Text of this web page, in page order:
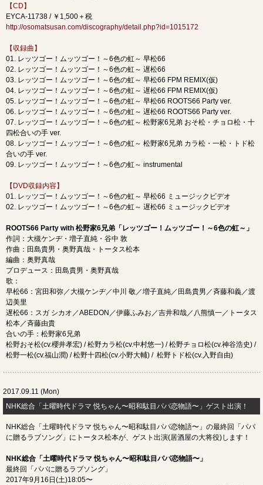
【CD】
EYCA-11738 / ￥1,500＋税
http://osomatsusan.com/discography/detail.php?id=1015172
【収録曲】
01. レッツゴー！ムッツゴー！～6色の虹～ 早松66
02. レッツゴー！ムッツゴー！～6色の虹～ 遅松66
03. レッツゴー！ムッツゴー！～6色の虹～ 早松66 FPM REMIX(仮)
04. レッツゴー！ムッツゴー！～6色の虹～ 遅松66 FPM REMIX(仮)
05. レッツゴー！ムッツゴー！～6色の虹～ 早松66 ROOTS66 Party ver.
06. レッツゴー！ムッツゴー！～6色の虹～ 遅松66 ROOTS66 Party ver.
07. レッツゴー！ムッツゴー！～6色の虹～ 松野家6兄弟 おそ松・チョロ松・十
四松合いの手 ver.
08. レッツゴー！ムッツゴー！～6色の虹～ 松野家6兄弟 カラ松・一松・トド松
合いの手 ver.
09. レッツゴー！ムッツゴー！～6色の虹～ instrumental
【DVD収録内容】
01. レッツゴー！ムッツゴー！～6色の虹～ 早松66 ミュージックビデオ
02. レッツゴー！ムッツゴー！～6色の虹～ 遅松66 ミュージックビデオ
ROOTS66 Party with 松野家6兄弟「レッツゴー！ムッツゴー！～6色の虹～」
作詞：大槻ケンヂ・増子直純・谷中 敦
作曲：田島貴男・奥野真哉・トータス松本
編曲：奥野真哉
プロデュース：田島貴男・奥野真哉
歌：
早松66：宮田和弥／大槻ケンヂ／中川 敬／増子直純／田島貴男／斉藤和義／渡
辺美里
遅松66：スガ シカオ／ABEDON／伊藤ふみお／吉井和哉／八熊慎一／トータス
松本／斉藤由貴
合いの手：松野家6兄弟
松野おそ松(cv.櫻井孝宏) / 松野カラ松(cv.中村悠一) / 松野チョロ松(cv.神谷浩史) /
松野一松(cv.福山潤) / 松野十四松(cv.小野大輔) / 松野トド松(cv.入野自由)
2017.09.11 (Mon)
NHK総合「土曜時代ドラマ 悦ちゃん〜昭和駄目パパ恋物語〜」ゲスト出演！
NHK総合「土曜時代ドラマ 悦ちゃん〜昭和駄目パパ恋物語〜」の最終回「パパ
に贈るラブソング」にトータス松本が、ゲスト出演(居酒屋の大将役)します！
NHK総合「土曜時代ドラマ 悦ちゃん〜昭和駄目パパ恋物語〜」
最終回「パパに贈るラブソング」
2017年9月16日(土)18:05〜